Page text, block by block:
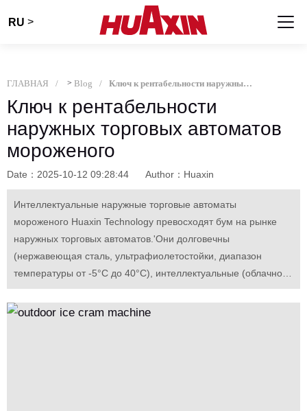
RU >
ГЛАВНАЯ > Blog Ключ к рентабельности наружных торговых автоматов мороженого
Ключ к рентабельности
наружных торговых автоматов
мороженого
Date：2025-10-12 09:28:44 Author：Huaxin
Интеллектуальные наружные торговые автоматы
мороженого Huaxin Technology превосходят бум на рынке
наружных торговых автоматов.'Они долговечны
(нержавеющая сталь, ультрафиолетостойки, диапазон
температуры от -5°C до 40°C), интеллектуальные (облачное
управление, инвентаризация в режиме реального времени),
пространственно экономичные (0,8 м2) с 800 ежедневными